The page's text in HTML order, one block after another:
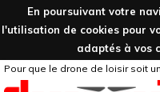
En poursuivant votre
l'utilisation de cookies pour
adaptés à vos
Pour que le drone de loisir soit